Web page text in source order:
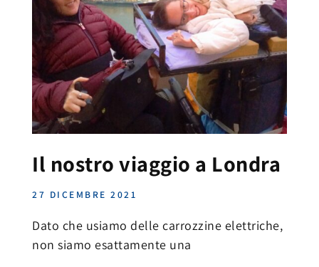
Il nostro viaggio a Londra
27 DICEMBRE 2021
Dato che usiamo delle carrozzine elettriche,
non siamo esattamente una